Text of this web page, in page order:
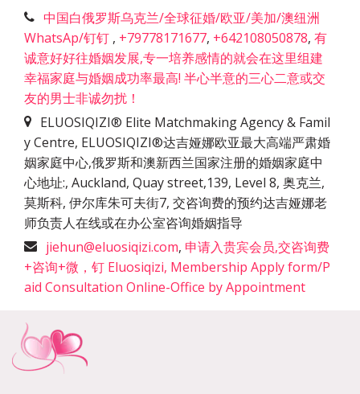
中国白俄罗斯乌克兰/全球征婚/欧亚/美加/澳纽洲
WhatsAp/钉钉 , +79778171677, +642108050878, 有
诚意好好往婚姻发展,专一培养感情的就会在这里组建
幸福家庭与婚姻成功率最高! 半心半意的三心二意或交
友的男士非诚勿扰！
ELUOSIQIZI® Elite Matchmaking Agency & Famil
y Centre, ELUOSIQIZI®达吉娅娜欧亚最大高端严肃婚
姻家庭中心,俄罗斯和澳新西兰国家注册的婚姻家庭中
心地址:, Auckland, Quay street,139, Level 8, 奥克兰,
莫斯科, 伊尔库朱可夫街7, 交咨询费的预约达吉娅娜老
师负责人在线或在办公室咨询婚姻指导
jiehun@eluosiqizi.com, 申请入贵宾会员,交咨询费
+咨询+微，钉 Eluosiqizi, Membership Apply form/P
aid Consultation Online-Office by Appointment